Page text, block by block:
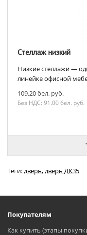
Стеллаж низкий
Низкие стеллажи —
линейке офисной
109.20 бел. руб.
Без НДС: 91.00 бел. руб.
Теги:дверь,дверь ДК35
Покупателям
Как купить (этапы